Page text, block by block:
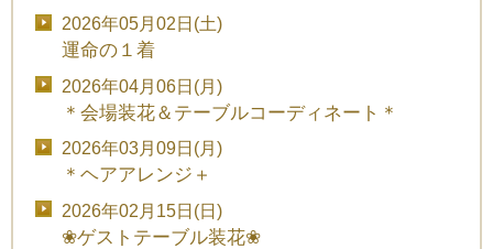
2026年05月02日(土)
運命の１着
2026年04月06日(月)
＊会場装花＆テーブルコーディネート＊
2026年03月09日(月)
＊ヘアアレンジ＋
2026年02月15日(日)
❀ゲストテーブル装花❀